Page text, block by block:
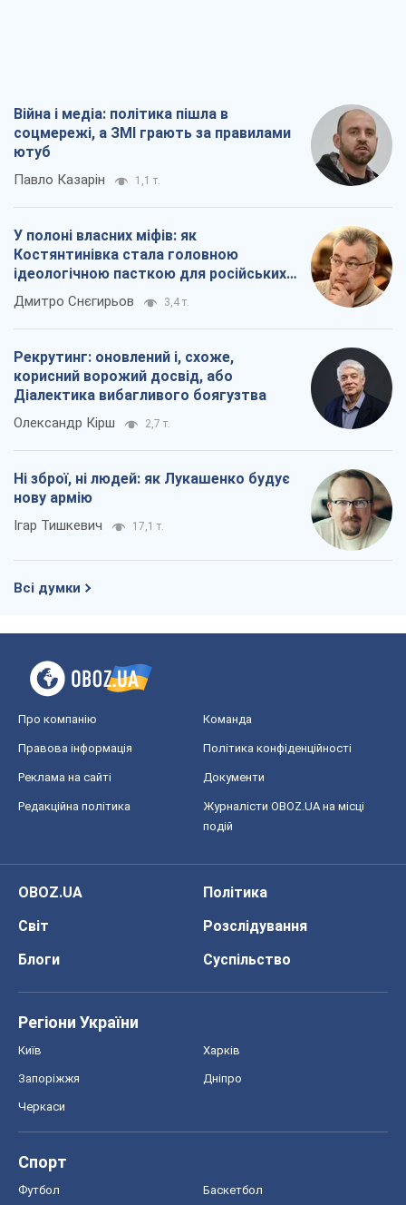
Війна і медіа: політика пішла в
соцмережі, а ЗМІ грають за правилами
ютуб
Павло Казарін 1,1 т.
У полоні власних міфів: як
Костянтинівка стала головною
ідеологічною пасткою для російських
окупантів
Дмитро Снєгирьов 3,4 т.
Рекрутинг: оновлений і, схоже,
корисний ворожий досвід, або
Діалектика вибагливого боягузтва
Олександр Кірш 2,7 т.
Ні зброї, ні людей: як Лукашенко будує
нову армію
Ігар Тишкевич 17,1 т.
Всі думки
Про компанію Команда
Правова інформація Політика конфіденційності
Реклама на сайті Документи
Редакційна політика
Журналісти OBOZ.UA на місці
подій
OBOZ.UA
Політика
Світ
Розслідування
Блоги
Суспільство
Регіони України
Київ Харків
Запоріжжя Дніпро
Черкаси
Спорт
Футбол Баскетбол